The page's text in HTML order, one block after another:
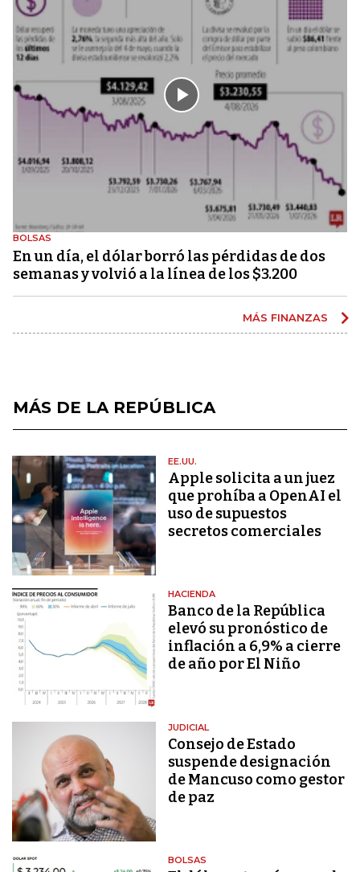
BOLSAS
En un día, el dólar borró las pérdidas de dos
semanas y volvió a la línea de los $3.200
MÁS FINANZAS
MÁS DE LA REPÚBLICA
EE.UU.
Apple solicita a un juez
que prohíba a OpenAI el
uso de supuestos
secretos comerciales
HACIENDA
Banco de la República
elevó su pronóstico de
inflación a 6,9% a cierre
de año por El Niño
JUDICIAL
Consejo de Estado
suspende designación
de Mancuso como gestor
de paz
BOLSAS